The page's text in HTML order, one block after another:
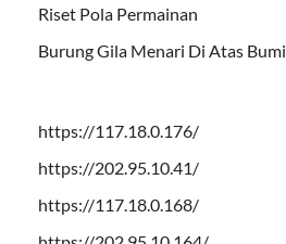
Riset Pola Permainan
Burung Gila Menari Di Atas Bumi
https://117.18.0.176/
https://202.95.10.41/
https://117.18.0.168/